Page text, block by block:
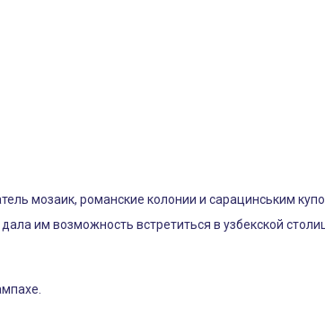
мозаик, романские колонии и сарацинським
им возможность встретиться в узбекской